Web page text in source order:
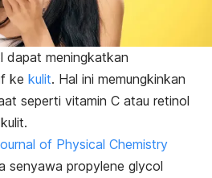
dapat meningkatkan
ke kulit. Hal ini memungkinkan
seperti vitamin C atau retinol
of Physical Chemistry
senyawa propylene glycol